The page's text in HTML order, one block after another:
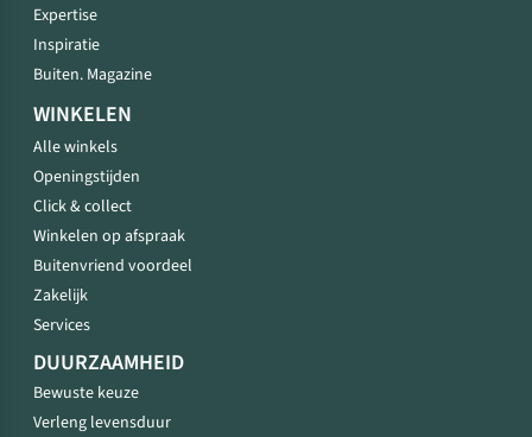
Expertise
Inspiratie
Buiten. Magazine
WINKELEN
Alle winkels
Openingstijden
Click & collect
Winkelen op afspraak
Buitenvriend voordeel
Zakelijk
Services
DUURZAAMHEID
Bewuste keuze
Verleng levensduur